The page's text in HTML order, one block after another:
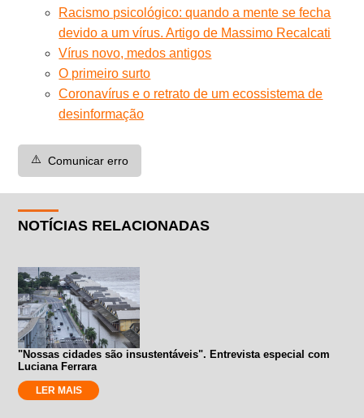
Racismo psicológico: quando a mente se fecha
devido a um vírus. Artigo de Massimo Recalcati
Vírus novo, medos antigos
O primeiro surto
Coronavírus e o retrato de um ecossistema de
desinformação
⚠️ Comunicar erro
NOTÍCIAS RELACIONADAS
"Nossas cidades são insustentáveis". Entrevista especial com
Luciana Ferrara
LER MAIS